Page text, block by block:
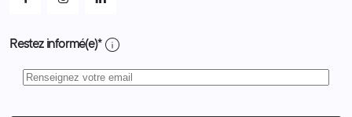
Restez informé(e)* info